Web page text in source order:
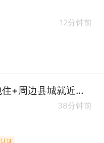
12分钟前
电梯维保人员（年终奖+包住+周边县城就近安排）
38分钟前
认证